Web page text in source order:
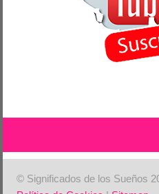
© Significados de los Sueños